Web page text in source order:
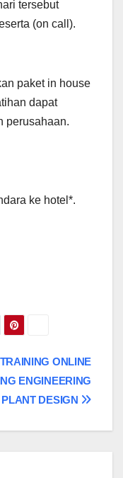
tersebut
(on call).
paket in house
dapat
perusahaan.
ke hotel*.
TRAINING ONLINE
ENGINEERING
DESIGN